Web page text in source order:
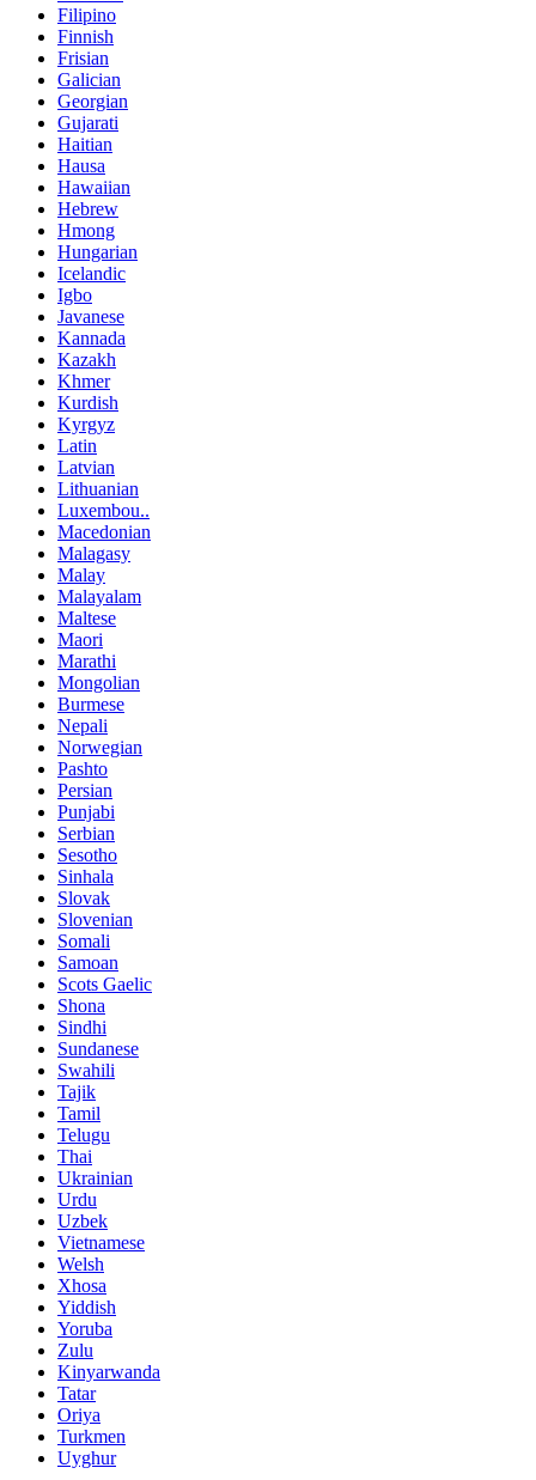
Filipino
Finnish
Frisian
Galician
Georgian
Gujarati
Haitian
Hausa
Hawaiian
Hebrew
Hmong
Hungarian
Icelandic
Igbo
Javanese
Kannada
Kazakh
Khmer
Kurdish
Kyrgyz
Latin
Latvian
Lithuanian
Luxembou..
Macedonian
Malagasy
Malay
Malayalam
Maltese
Maori
Marathi
Mongolian
Burmese
Nepali
Norwegian
Pashto
Persian
Punjabi
Serbian
Sesotho
Sinhala
Slovak
Slovenian
Somali
Samoan
Scots Gaelic
Shona
Sindhi
Sundanese
Swahili
Tajik
Tamil
Telugu
Thai
Ukrainian
Urdu
Uzbek
Vietnamese
Welsh
Xhosa
Yiddish
Yoruba
Zulu
Kinyarwanda
Tatar
Oriya
Turkmen
Uyghur